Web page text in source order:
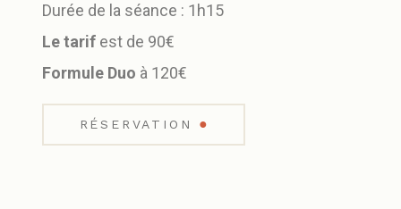
Durée de la séance : 1h15
Le tarifest de 90€
Formule Duo à 120€
RÉSERVATION ●